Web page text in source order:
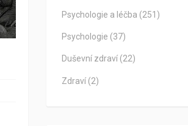
Psychologie a léčba (251)
Psychologie (37)
Duševní zdraví (22)
Zdraví (2)